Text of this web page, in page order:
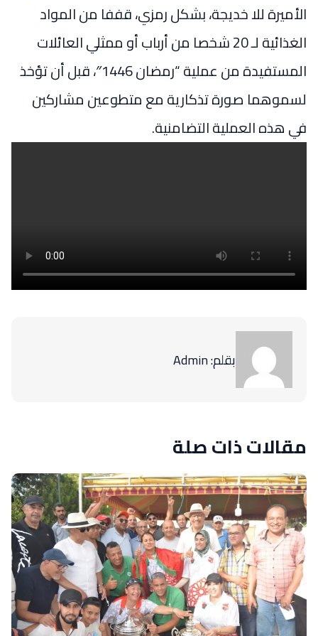
الأميرة للا خديجة، بشكل رمزي، قففا من المواد
الغذائية لـ 20 شخصا من أرباب أو ممثلي العائلات
المستفيدة من عملية “رمضان 1446″، قبل أن تؤخذ
لسموهما صورة تذكارية مع متطوعين مشاركين
في هذه العملية التضامنية.
بقلم: Admin
مقالات ذات صلة